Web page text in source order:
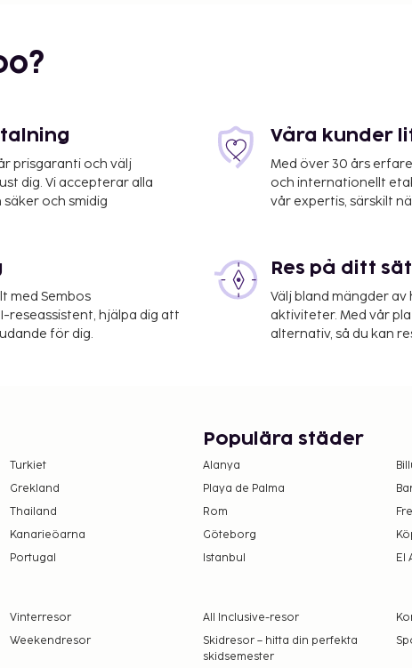
flygplatsen
på plats. Här
Denna gård för
och en tv i allmänt
det lugnt på rummet
boendet –
oss om.
7 för barn
att avgifter och
prisgaranti och välj
dig. Vi accepterar alla
och smidig
Våra kunder
Med över 30 års
och internationellt
vår expertis, särskilt
med Sembos
reseassistent, hjälpa dig att
för dig.
Res på ditt
Välj bland mängder
aktiviteter. Med vår
alternativ, så du kan
Turkiet
Grekland
Thailand
Kanarieöarna
Portugal
Populära städer
Alanya
Playa de Palma
Rom
Göteborg
Istanbul
El
Vinterresor All Inclusive-resor
Weekendresor
Skidresor – hitta din perfekta
skidsemester